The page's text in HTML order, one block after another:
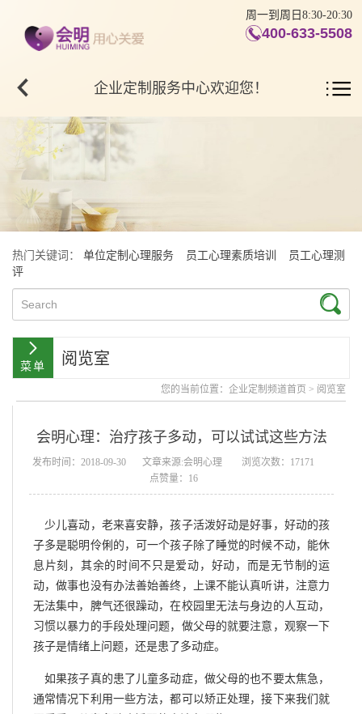
周一到周日8:30-20:30
400-633-5508
企业定制服务中心欢迎您！
热门关键词： 单位定制心理服务 员工心理素质培训
员工心理测
评
阅览室
您的当前位置： 企业定制频道首页 > 阅览室
会明心理：治疗孩子多动，可以试试这些方法
发布时间：2018-09-30 文章来源:会明心理
浏览次数：17171
点赞量：16
少儿喜动，老来喜安静，孩子活泼好动是好事，好动的孩
子多是聪明伶俐的，可一个孩子除了睡觉的时候不动，能休
息片刻，其余的时间不只是爱动，好动，而是无节制的运
动，做事也没有办法善始善终，上课不能认真听讲，注意力
无法集中，脾气还很躁动，在校园里无法与身边的人互动，
习惯以暴力的手段处理问题，做父母的就要注意，观察一下
孩子是情绪上问题，还是患了多动症。
如果孩子真的患了儿童多动症，做父母的也不要太焦急，
通常情况下利用一些方法，都可以矫正处理，接下来我们就